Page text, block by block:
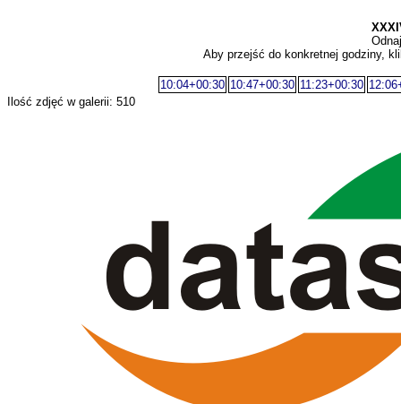
Aby przejść do konkretnej godziny,
10:04+00:30 10:47+00:30 11:23+00:30
Ilość zdjęć w galerii: 510